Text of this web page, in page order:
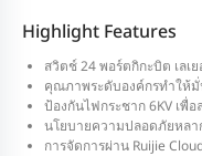
Highlight Features
สวิตช์ 24 พอร์ตกิกะบิต เลเ
คุณภาพระดับองค์กรทำให้มั่
ป้องกันไฟกระชาก 6KV เพื่
นโยบายความปลอดภัยหล
การจัดการผ่าน Ruijie